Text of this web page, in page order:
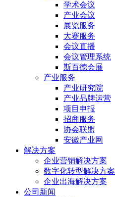
学术会议
产业会议
展览服务
大赛服务
会议直播
会议管理系统
斯百德会展
产业服务
产业研究院
产业品牌运营
项目申报
招商服务
协会联盟
安徽产业网
解决方案
企业营销解决方案
数字化转型解决方案
企业出海解决方案
公司新闻